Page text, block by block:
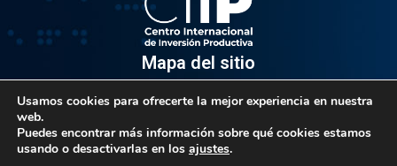
Mapa del sitio
Av. Venezuela, Edif. Epsilon Piso 3, Oficina 3-2, Sector el
Rosal, Chacao.
Usamos cookies para ofrecerte la mejor experiencia en nuestra
web.
Puedes encontrar más información sobre qué cookies estamos
usando o desactivarlas en los ajustes.